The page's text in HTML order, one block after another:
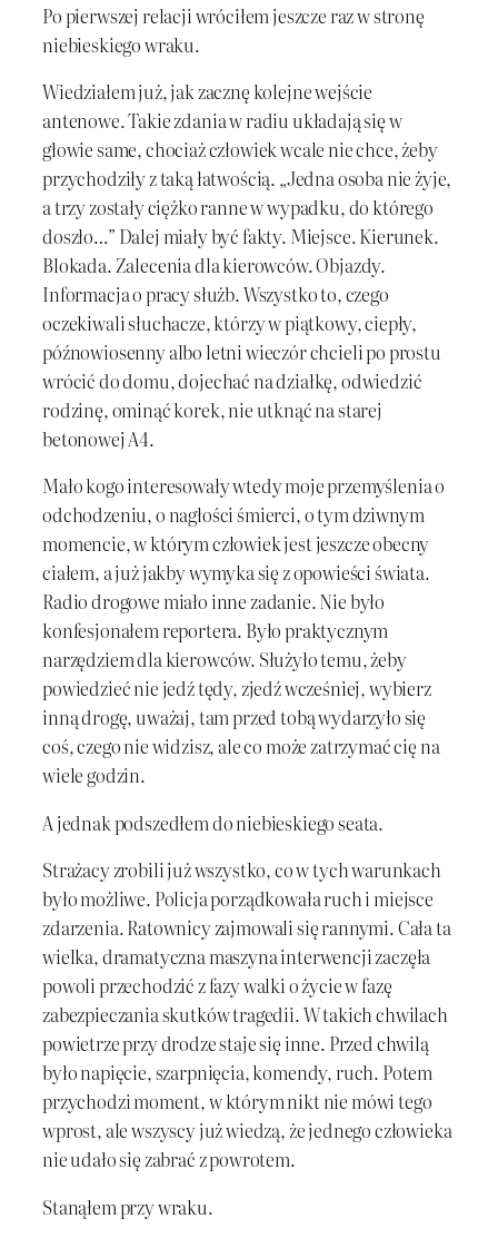
Po pierwszej relacji wróciłem jeszcze raz w stronę
niebieskiego wraku.
Wiedziałem już, jak zacznę kolejne wejście
antenowe. Takie zdania w radiu układają się w
głowie same, chociaż człowiek wcale nie chce, żeby
przychodziły z taką łatwością. „Jedna osoba nie żyje,
a trzy zostały ciężko ranne w wypadku, do którego
doszło…” Dalej miały być fakty. Miejsce. Kierunek.
Blokada. Zalecenia dla kierowców. Objazdy.
Informacja o pracy służb. Wszystko to, czego
oczekiwali słuchacze, którzy w piątkowy, ciepły,
późnowiosenny albo letni wieczór chcieli po prostu
wrócić do domu, dojechać na działkę, odwiedzić
rodzinę, ominąć korek, nie utknąć na starej
betonowej A4.
Mało kogo interesowały wtedy moje przemyślenia o
odchodzeniu, o nagłości śmierci, o tym dziwnym
momencie, w którym człowiek jest jeszcze obecny
ciałem, a już jakby wymyka się z opowieści świata.
Radio drogowe miało inne zadanie. Nie było
konfesjonałem reportera. Było praktycznym
narzędziem dla kierowców. Służyło temu, żeby
powiedzieć nie jedź tędy, zjedź wcześniej, wybierz
inną drogę, uważaj, tam przed tobą wydarzyło się
coś, czego nie widzisz, ale co może zatrzymać cię na
wiele godzin.
A jednak podszedłem do niebieskiego seata.
Strażacy zrobili już wszystko, co w tych warunkach
było możliwe. Policja porządkowała ruch i miejsce
zdarzenia. Ratownicy zajmowali się rannymi. Cała ta
wielka, dramatyczna maszyna interwencji zaczęła
powoli przechodzić z fazy walki o życie w fazę
zabezpieczania skutków tragedii. W takich chwilach
powietrze przy drodze staje się inne. Przed chwilą
było napięcie, szarpnięcia, komendy, ruch. Potem
przychodzi moment, w którym nikt nie mówi tego
wprost, ale wszyscy już wiedzą, że jednego człowieka
nie udało się zabrać z powrotem.
Stanąłem przy wraku.